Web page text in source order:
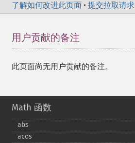
了解如何改进此页面 • 提交拉取请求
用户贡献的备注
此页面尚无用户贡献的备注。
Math 函数
abs
acos